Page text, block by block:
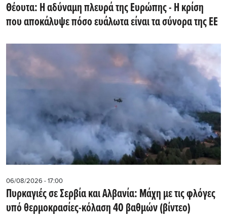
Θέουτα: Η αδύναμη πλευρά της Ευρώπης - Η κρίση
που αποκάλυψε πόσο ευάλωτα είναι τα σύνορα της ΕΕ
06/08/2026 - 17:00
Πυρκαγιές σε Σερβία και Αλβανία: Μάχη με τις φλόγες
υπό θερμοκρασίες-κόλαση 40 βαθμών (βίντεο)